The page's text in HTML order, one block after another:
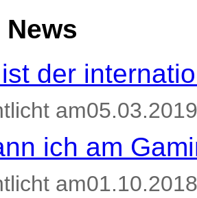
News
der
am05.03.2019
ich am
am01.10.2018